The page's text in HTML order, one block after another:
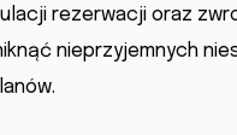
rezerwacji oraz
nieprzyjemnych